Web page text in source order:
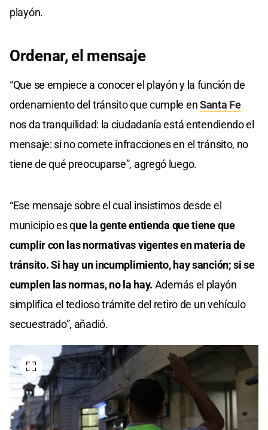
playón.
Ordenar, el mensaje
“Que se empiece a conocer el playón y la función de
ordenamiento del tránsito que cumple enSanta Fe
nos da tranquilidad: la ciudadanía está entendiendo el
mensaje: si no comete infracciones en el tránsito, no
tiene de qué preocuparse”, agregó luego.
“Ese mensaje sobre el cual insistimos desde el
municipio es que la gente entienda que tiene que
cumplir con las normativas vigentes en materia de
tránsito. Si hay un incumplimiento, hay sanción; si se
cumplen las normas, no la hay. Además el playón
simplifica el tedioso trámite del retiro de un vehículo
secuestrado”, añadió.